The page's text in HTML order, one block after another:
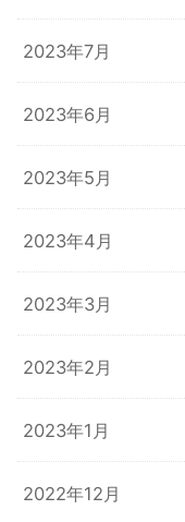
2023年7月
2023年6月
2023年5月
2023年4月
2023年3月
2023年2月
2023年1月
2022年12月